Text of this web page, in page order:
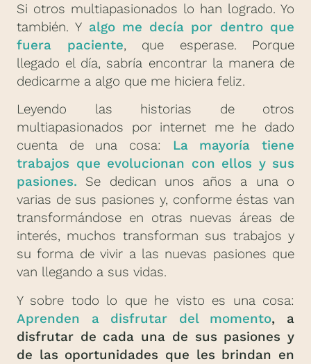
Si otros multiapasionados lo han logrado. Yo
también. Y algo me decía por dentro que
fuera paciente, que esperase. Porque
llegado el día, sabría encontrar la manera de
dedicarme a algo que me hiciera feliz.
Leyendo las historias de otros
multiapasionados por internet me he dado
cuenta de una cosa: La mayoría tiene
trabajos que evolucionan con ellos y sus
pasiones. Se dedican unos años a una o
varias de sus pasiones y, conforme éstas van
transformándose en otras nuevas áreas de
interés, muchos transforman sus trabajos y
su forma de vivir a las nuevas pasiones que
van llegando a sus vidas.
Y sobre todo lo que he visto es una cosa:
Aprenden a disfrutar del momento, a
disfrutar de cada una de sus pasiones y
de las oportunidades que les brindan en